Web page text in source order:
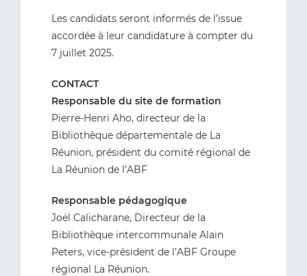
Les candidats seront informés de l’issue
accordée à leur candidature à compter du
7 juillet 2025.
CONTACT
Responsable du site de formation
Pierre-Henri Aho, directeur de la
Bibliothèque départementale de La
Réunion, président du comité régional de
La Réunion de l’ABF
Responsable pédagogique
Joël Calicharane, Directeur de la
Bibliothèque intercommunale Alain
Peters, vice-président de l’ABF Groupe
régional La Réunion.